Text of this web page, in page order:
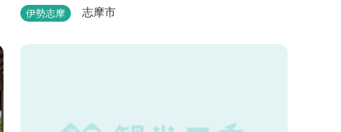
料理を求めて遠くから足を運ぶ人がいるほど。洗練
てください。 ※2016年6月7日リニューアルオープン
伊勢志摩 志摩市